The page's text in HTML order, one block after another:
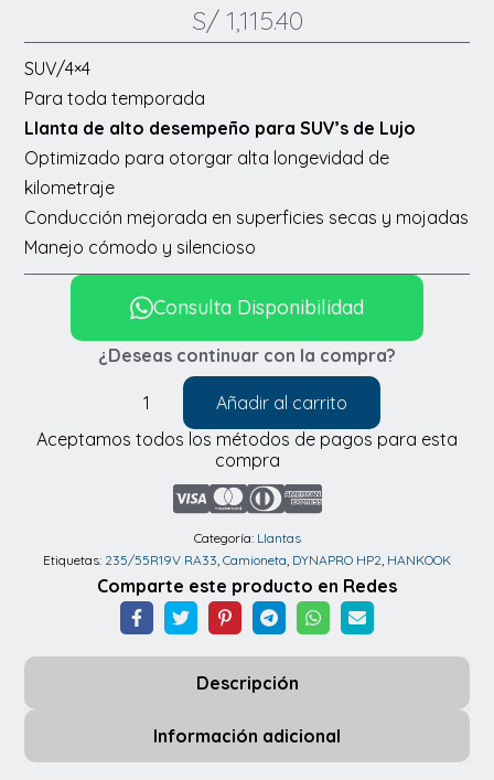
S/1,115.40
SUV/4×4
Para toda temporada
Llanta de alto desempeño para SUV’s de Lujo
Optimizado para otorgar alta longevidad de
kilometraje
Conducción mejorada en superficies secas y mojadas
Manejo cómodo y silencioso
¿Deseas continuar con la compra?
Llantas
Hankook
HP2
101V
cantidad
Añadir al carrito
Categoría: Llantas
Etiquetas: 235/55R19V RA33, Camioneta, DYNAPRO HP2, HANKOOK
Consulta Disponibilidad
Aceptamos todos los métodos de pagos para esta
compra
Comparte este producto en Redes
Descripción
Información adicional